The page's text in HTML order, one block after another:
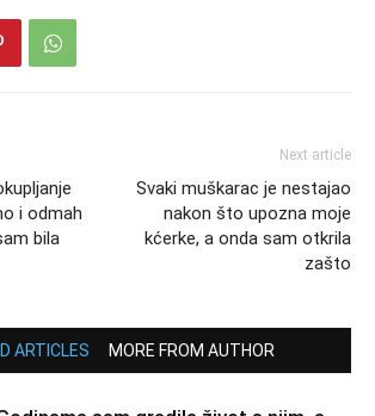
i odmah
bila
Next article
Svaki muškarac je nestajao
nakon što upozna moje
kćerke, a onda sam otkrila
zašto
ARTICLES MORE FROM AUTHOR